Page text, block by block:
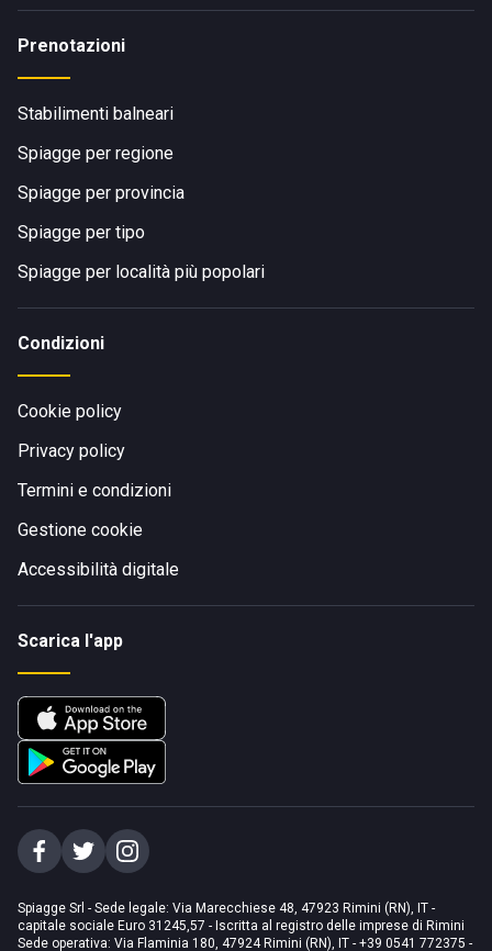
Prenotazioni
Stabilimenti balneari
Spiagge per regione
Spiagge per provincia
Spiagge per tipo
Spiagge per località più popolari
Condizioni
Cookie policy
Privacy policy
Termini e condizioni
Gestione cookie
Accessibilità digitale
Scarica l'app
Spiagge Srl - Sede legale: Via Marecchiese 48, 47923 Rimini (RN), IT -
capitale sociale Euro 31245,57 - Iscritta al registro delle imprese di Rimini
Sede operativa: Via Flaminia 180, 47924 Rimini (RN), IT - +39 0541 772375 -